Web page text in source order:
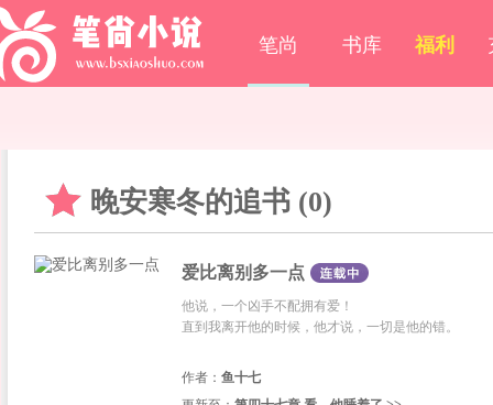
笔尚 书库 福利
晚安寒冬的追书 (0)
爱比离别多一点
他说，一个凶手不配拥有爱！
直到我离开他的时候，他才说，一切是他的错。
作者： 鱼十七